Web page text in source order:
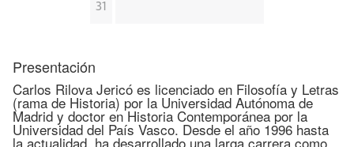
31
Presentación
Carlos Rilova Jericó es licenciado en Filosofía y Letras
(rama de Historia) por la Universidad Autónoma de
Madrid y doctor en Historia Contemporánea por la
Universidad del País Vasco. Desde el año 1996 hasta
la actualidad, ha desarrollado una larga carrera como